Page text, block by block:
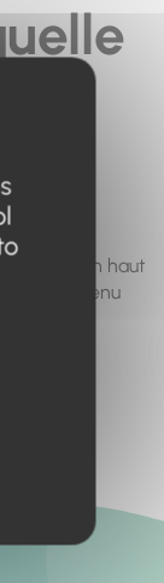
à
en haut
le contenu